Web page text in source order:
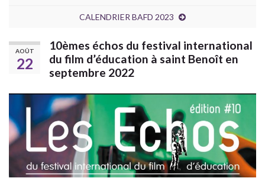
CALENDRIER BAFD 2023
AOÛT
22
10èmes échos du festival international
du film d’éducation à saint Benoît en
septembre 2022